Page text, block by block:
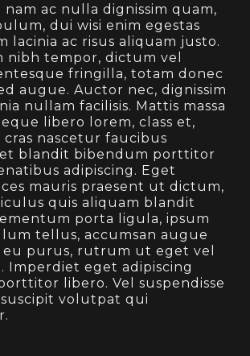
nam ac nulla dignissim quam,
dui wisi enim egestas
lacinia ac risus aliquam justo.
nibh tempor, dictum vel
fringilla, totam donec
augue. Auctor nec, dignissim
nullam facilisis. Mattis massa
libero lorem, class et,
nascetur faucibus
blandit bibendum porttitor
adipiscing. Eget
mauris praesent ut dictum,
quis aliquam blandit
porta ligula, ipsum
tellus, accumsan augue
eu purus, rutrum ut eget vel
Imperdiet eget adipiscing
libero. Vel suspendisse
suscipit volutpat qui